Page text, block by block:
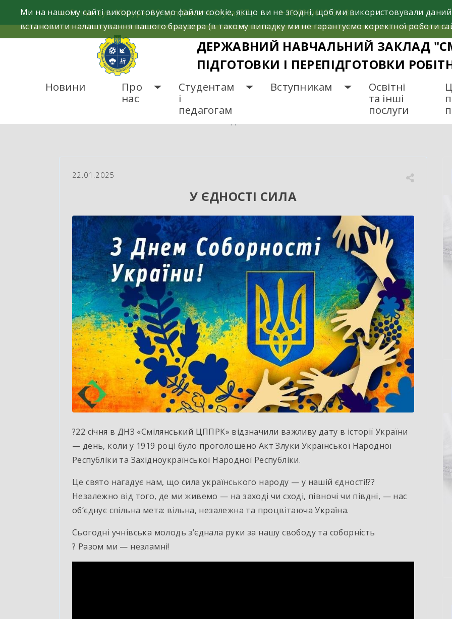
м. Сміла, вул. Мазура, 26; вул. Василя Стуса, 37 +38(098)612-69-32.
ДЕРЖАВНИЙ НАВЧАЛЬНИЙ ЗАКЛАД
ПІДГОТОВКИ І ПЕРЕПІДГОТОВКИ
Новини
Про
нас
Студентам
і
педагогам
Вступникам
Освітні
та інші
послуги
22.01.2025
У ЄДНОСТІ СИЛА
?22 січня в ДНЗ «Смілянський ЦППРК» відзначили важливу дату в історії України
— день, коли у 1919 році було проголошено Акт Злуки Української Народної
Республіки та Західноукраїнської Народної Республіки.
Це свято нагадує нам, що сила українського народу — у нашій єдності!??
Незалежно від того, де ми живемо — на заході чи сході, півночі чи півдні, — нас
об’єднує спільна мета: вільна, незалежна та процвітаюча Україна.
Сьогодні учнівська молодь з’єднала руки за нашу свободу та соборність
? Разом ми — незламні!
Ми на нашому сайті використовуємо файли cookie, якщо ви не згодні, щоб ми використовували
встановити налаштування вашого браузера (в такому випадку ми не гарантуємо коректної роботи